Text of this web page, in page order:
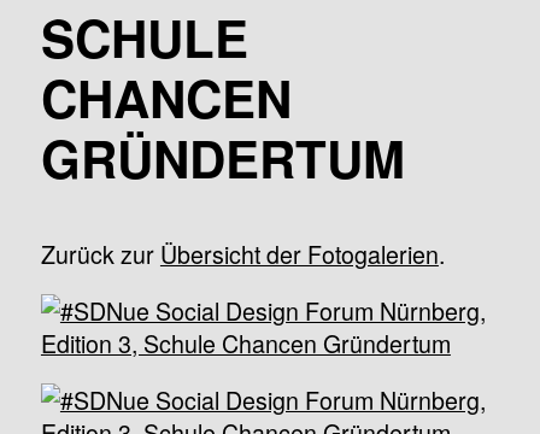
SCHULE
CHANCEN
GRÜNDERTUM
Zurück zur Übersicht der Fotogalerien.